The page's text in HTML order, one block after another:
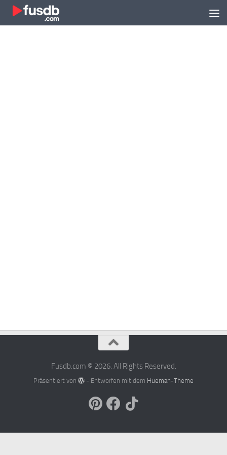
Zum Inhalt springen
Fusdb.com © 2026. All Rights Reserved.
Präsentiert von - Entworfen mit dem Hueman-Theme